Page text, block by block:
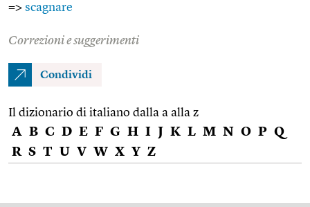
=> scagnare
Correzioni e suggerimenti
Condividi
Il dizionario di italiano dalla a alla z
A B C D E F G H I J K L M N O P Q
R S T U V W X Y Z